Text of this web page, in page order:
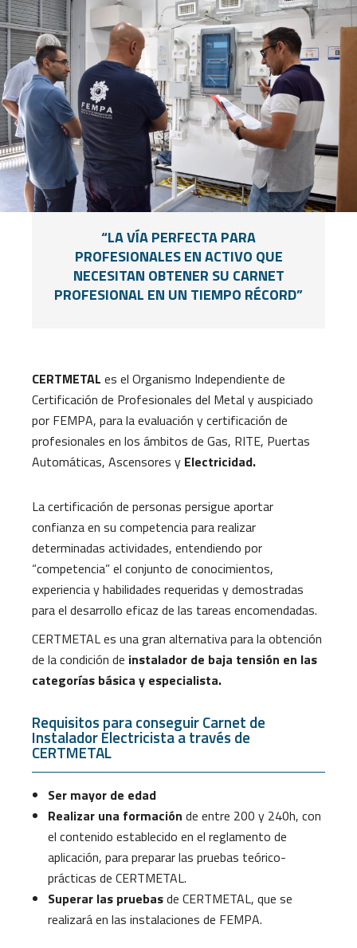
“LA VÍA PERFECTA PARA
PROFESIONALES EN ACTIVO QUE
NECESITAN OBTENER SU CARNET
PROFESIONAL EN UN TIEMPO RÉCORD”
CERTMETAL es el Organismo Independiente de
Certificación de Profesionales del Metal y auspiciado
por FEMPA, para la evaluación y certificación de
profesionales en los ámbitos de Gas, RITE, Puertas
Automáticas, Ascensores y Electricidad.
La certificación de personas persigue aportar
confianza en su competencia para realizar
determinadas actividades, entendiendo por
“competencia” el conjunto de conocimientos,
experiencia y habilidades requeridas y demostradas
para el desarrollo eficaz de las tareas encomendadas.
CERTMETAL es una gran alternativa para la obtención
de la condición de instalador de baja tensión en las
categorías básica y especialista.
Requisitos para conseguir Carnet de
Instalador Electricista a través de
CERTMETAL
Ser mayor de edad
Realizar una formación de entre 200 y 240h, con
el contenido establecido en el reglamento de
aplicación, para preparar las pruebas teórico-
prácticas de CERTMETAL.
Superar las pruebasde CERTMETAL, que se
realizará en las instalaciones de FEMPA.